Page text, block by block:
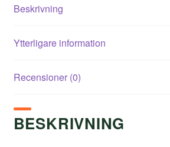
Beskrivning
Ytterligare information
Recensioner (0)
BESKRIVNING